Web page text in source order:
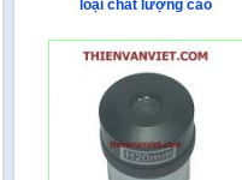
loại chất lượng cao